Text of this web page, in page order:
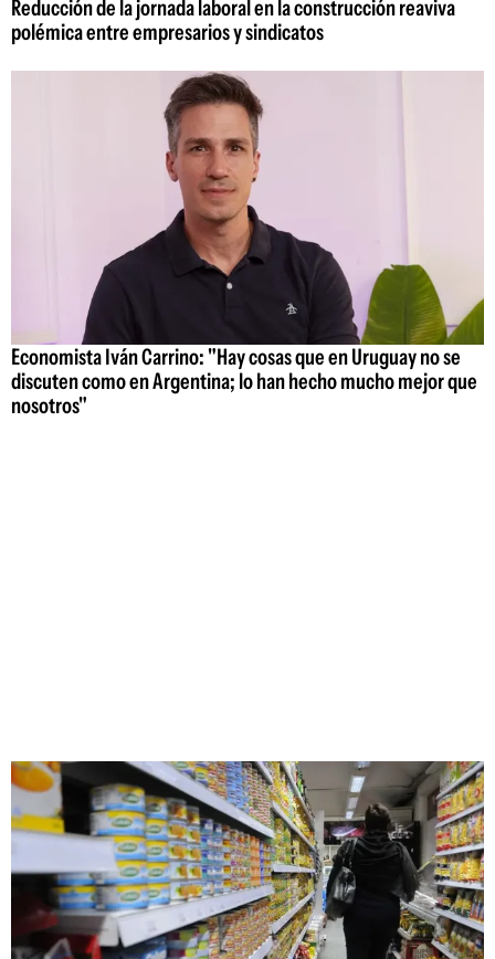
Reducción de la jornada laboral en la construcción reaviva
polémica entre empresarios y sindicatos
Economista Iván Carrino: "Hay cosas que en Uruguay no se
discuten como en Argentina; lo han hecho mucho mejor que
nosotros"